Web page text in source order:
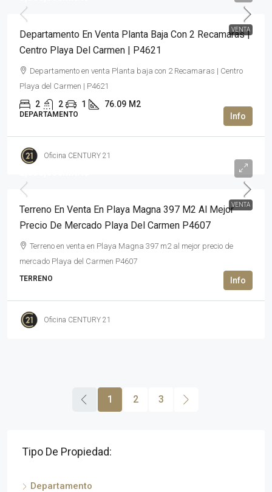
VENTA
Departamento En Venta Planta Baja Con 2 Recamaras |
Centro Playa Del Carmen | P4621
Departamento en venta Planta baja con 2 Recamaras | Centro
Playa del Carmen | P4621
2 2 1 76.09 M2
DEPARTAMENTO
Oficina CENTURY 21
VENTA
Terreno En Venta En Playa Magna 397 M2 Al Mejor
Precio De Mercado Playa Del Carmen P4607
Terreno en venta en Playa Magna 397 m2 al mejor precio de
mercado Playa del Carmen P4607
TERRENO
Oficina CENTURY 21
1 2 3
Tipo De Propiedad:
Departamento